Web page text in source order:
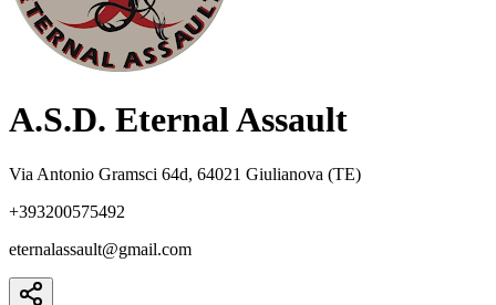
A.S.D. Eternal Assault
Via Antonio Gramsci 64d, 64021 Giulianova (TE)
+393200575492
eternalassault@gmail.com